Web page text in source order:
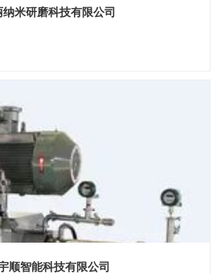
米研磨科技有限公司
顺智能科技有限公司